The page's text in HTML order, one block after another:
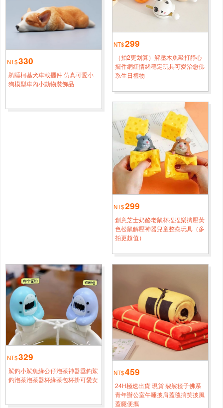
張*[0951****3976]
熊貓30厘米變身小熊貓含尾巴35厘米
3小時鐘前
熊貓20厘米變身小熊貓含尾巴25厘米
張*[0978****2841]
1小時鐘前
熊貓30厘米變身小熊貓含尾巴35厘米
臺南
半小時前
熊貓30厘米變身小熊貓含尾巴35厘米
新竹
熊貓30厘米變身小熊貓含尾巴35厘米
新竹
熊貓20厘米變身小熊貓含尾巴25厘米
臺北
熊貓20厘米變身小熊貓含尾巴25厘米
吳*[0932****9789]
半小時前
熊貓20厘米變身小熊貓含尾巴25厘米
新北
柳*[0966****5842]
2小時鐘前
熊貓45厘米變身小熊貓含尾巴50厘米
臺北
熊貓45厘米變身小熊貓含尾巴50厘米
高雄
NT$330
趴睡柯基犬車載擺件 仿真可愛小
狗模型車內小動物裝飾品
NT$299
（拍2更划算）解壓木魚敲打靜心
擺件網紅情緒穩定玩具可愛治愈佛
系生日禮物
NT$299
創意芝士奶酪老鼠杯捏捏樂擠壓黃
色松鼠解壓神器兒童整蠱玩具（多
拍更超值）
NT$329
鯊釣小鯊魚緣公仔泡茶神器垂釣鯊
釣泡茶泡茶器杯緣茶包杯掛可愛女
NT$459
24H極速出貨 現貨 袈裟毯子佛系
青年辦公室午睡披肩蓋毯搞笑披風
蓋腿便攜